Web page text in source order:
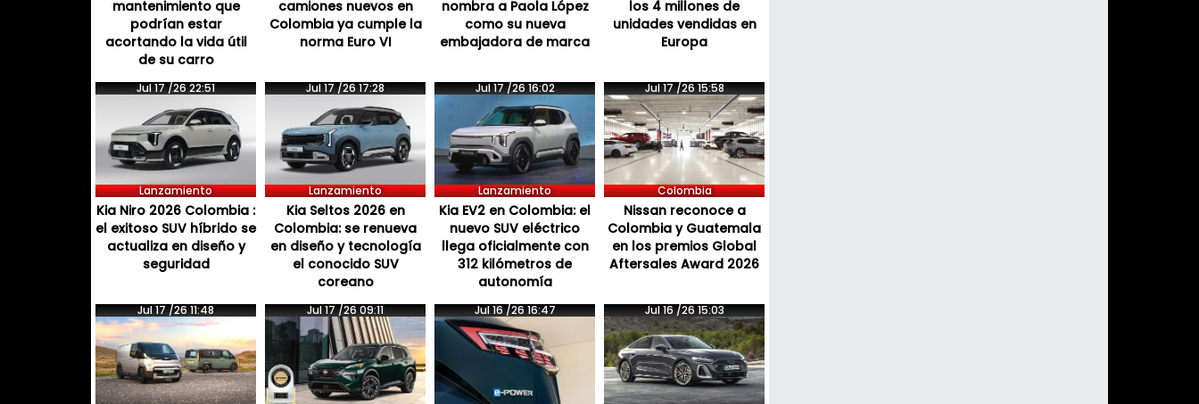
mantenimiento que
podrían estar
acortando la vida útil
de su carro
camiones nuevos en
Colombia ya cumple la
norma Euro VI
nombra a Paola López
como su nueva
embajadora de marca
los 4 millones de
unidades vendidas en
Europa
Jul 17 /26 22:51
Lanzamiento
Kia Niro 2026 Colombia :
el exitoso SUV híbrido se
actualiza en diseño y
seguridad
Jul 17 /26 17:28
Lanzamiento
Kia Seltos 2026 en
Colombia: se renueva
en diseño y tecnología
el conocido SUV
coreano
Jul 17 /26 16:02
Lanzamiento
Kia EV2 en Colombia: el
nuevo SUV eléctrico
llega oficialmente con
312 kilómetros de
autonomía
Jul 17 /26 15:58
Colombia
Nissan reconoce a
Colombia y Guatemala
en los premios Global
Aftersales Award 2026
Jul 17 /26 11:48 Jul 17 /26 09:11 Jul 16 /26 16:47 Jul 16 /26 15:03